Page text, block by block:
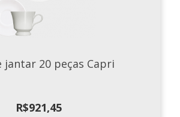
jantar 20 peças Capri
R$921,45